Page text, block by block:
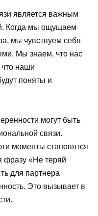
является важным
Когда мы ощущаем
мы чувствуем себя
Мы знаем, что нас
что наши
поняты и
могут быть
связи.
моменты становятся
«Не теряй
для партнера
Это вызывает в